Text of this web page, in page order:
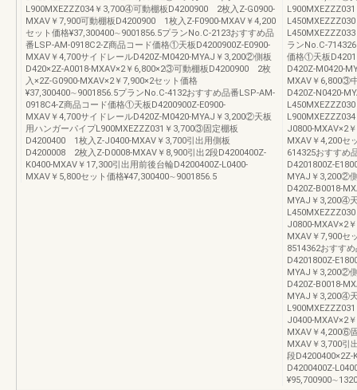
L900MXEZZZ034￥3,700④可動棚板D4200900 2枚入Z-G0900-
MXAV￥7,900可動棚板D4200900 1枚入Z-F0900-MXAV￥4,200
セット価格¥37,300400∼9001856.5プランNo.C-2123おすすめ品
番LSP-AM-0918C2-Z商品コード価格①天板D4200900Z-E0900-
MXAV￥4,700サイドレールD420Z-M0420-MYAJ￥3,200②側板
D420×2Z-A0018-MXAV×2￥6,800×2③可動棚板D4200900 2枚
入×2Z-G0900-MXAV×2￥7,900×2セット価格
¥37,300400∼9001856.5プランNo.C-4132おすすめ品番LSP-AM-
0918C4-Z商品コード価格①天板D4200900Z-E0900-
MXAV￥4,700サイドレールD420Z-M0420-MYAJ￥3,200②天板
用ハンガーパイプL900MXEZZZ031￥3,700③固定棚板
D4200400 1枚入Z-J0400-MXAV￥3,700引出用側板
D4200008 2枚入Z-D0008-MXAV￥8,900引出2段D4200400Z-
K0400-MXAV￥17,300引出用前後台輪D4200400Z-L0400-
MXAV￥5,800セット価格¥47,300400∼9001856.5
ランNo.C-
価格①天板
D420Z-M0420-
MXAV￥6,800③
D420Z-N0420-
J0800-MXAV×2
MXAV￥4,200セ
614325おすすめ
D4201800Z-
MYAJ￥3,200②
D420Z-B0018-
MYAJ￥3,200④
J0800-MXAV×2
MXAV￥7,900セ
8514362おすす
D4201800Z-
MYAJ￥3,200②
D420Z-B0018-
MYAJ￥3,200④
J0400-MXAV×2
MXAV￥4,200⑥
MXAV￥3,700引
段D4200400×2Z-
D4200400Z-